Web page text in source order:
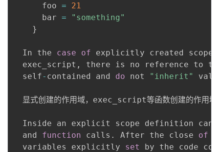
      foo
=
21
      bar
=
"something"
}
  In the
case of explicitly created
  exec_script
,
there is no reference to
  self
- contained and do not "inherit"
显式创建的作用域，exec_script等函数创建的作用域
Inside an explicit scope definition
  and
function calls . After the close of
  variables explicitly
set
by the code